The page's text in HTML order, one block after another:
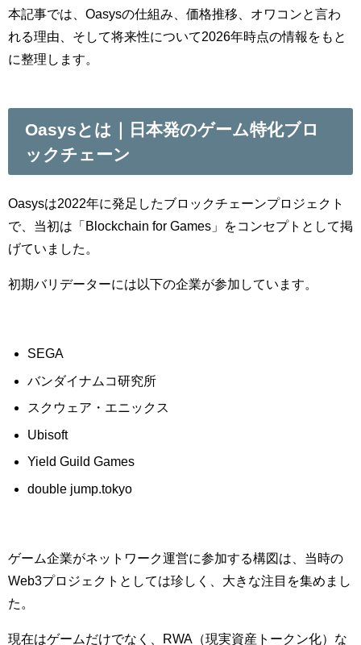
本記事では、Oasysの仕組み、価格推移、オワコンと言わ
れる理由、そして将来性について2026年時点の情報をもと
に整理します。
Oasysとは｜日本発のゲーム特化ブロ
ックチェーン
Oasysは2022年に発足したブロックチェーンプロジェクト
で、当初は「Blockchain for Games」をコンセプトとして掲
げていました。
初期バリデーターには以下の企業が参加しています。
SEGA
バンダイナムコ研究所
スクウェア・エニックス
Ubisoft
Yield Guild Games
double jump.tokyo
ゲーム企業がネットワーク運営に参加する構図は、当時の
Web3プロジェクトとしては珍しく、大きな注目を集めまし
た。
現在はゲームだけでなく、RWA（現実資産トークン化）な